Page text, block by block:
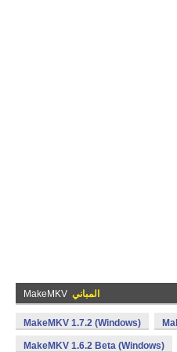
MakeMKV المباني
MakeMKV 1.7.2 (Windows)
MakeMKV 1.6.2 Beta (Windows)